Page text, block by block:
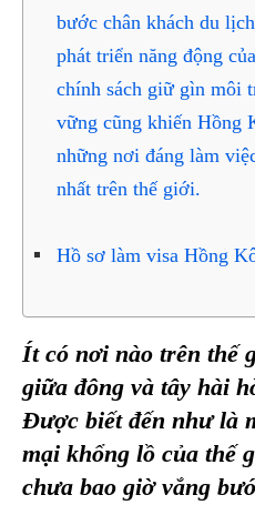
bước chân khách du
phát triển năng động
chính sách giữ gìn môi
vững cũng khiến Hồng
những nơi đáng làm
nhất trên thế giới.
Hồ sơ làm visa Hồng
Ít có nơi nào trên thế
giữa đông và tây hài
Được biết đến như là
mại khổng lồ của thế
chưa bao giờ vắng